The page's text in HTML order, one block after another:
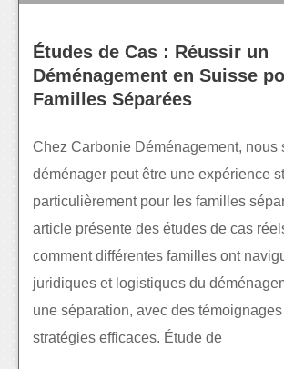
Études de Cas : Réussir un
Déménagement en Suisse
Familles Séparées
Chez Carbonie Déménagement, nous
déménager peut être une expérience
particulièrement pour les familles
article présente des études de cas
comment différentes familles ont
juridiques et logistiques du
une séparation, avec des
stratégies efficaces. Étude de